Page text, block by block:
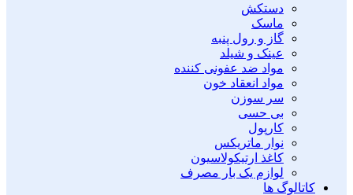
دستکش
ماسک
گاز و رول پنبه
عینک و شیلد
مواد ضد عفونی کننده
مواد انعقاد خون
سر سوزن
بی حسی
کارپول
نوار ماتریکس
کاغذ ارتیکولاسیون
لوازم یک بار مصرف
کاتالوگ ها